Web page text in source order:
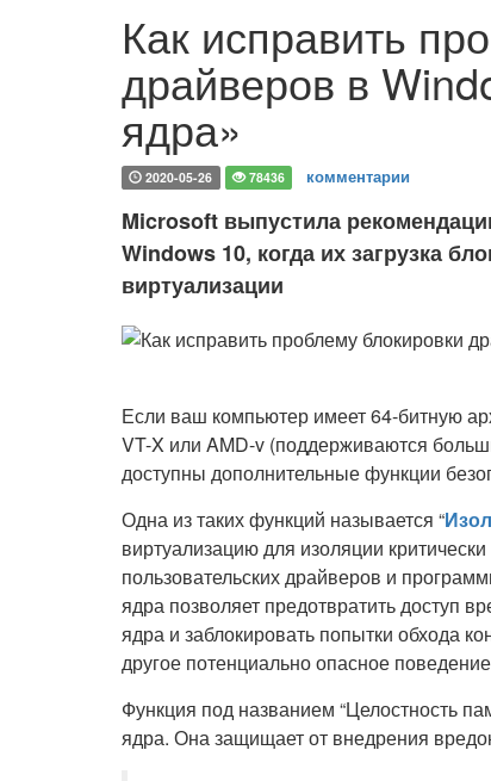
Как исправить
драйверов в
ядра»
2020-05-26 78436 комментарии
Microsoft выпустила
Windows 10, когда их загрузка
виртуализации
Если ваш компьютер имеет 64-битную
VT-X или AMD-v (поддерживаются
доступны дополнительные функции
Одна из таких функций называется “
виртуализацию для изоляции
пользовательских драйверов и
ядра позволяет предотвратить доступ
ядра и заблокировать попытки обхода
другое потенциально опасное
Функция под названием “Целостность
ядра. Она защищает от внедрения